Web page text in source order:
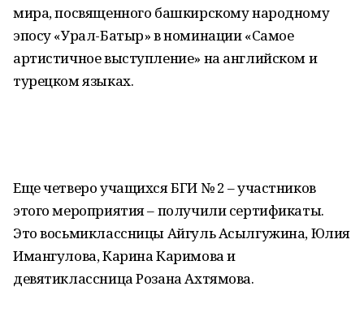
мира, посвященного башкирскому народному
эпосу «Урал-Батыр» в номинации «Самое
артистичное выступление» на английском и
турецком языках.
Еще четверо учащихся БГИ № 2 – участников
этого мероприятия – получили сертификаты.
Это восьмиклассницы Айгуль Асылгужина, Юлия
Имангулова, Карина Каримова и
девятиклассница Розана Ахтямова.